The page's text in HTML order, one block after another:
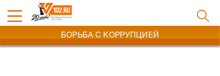
БОРЬБА С КОРРУПЦИЕЙ